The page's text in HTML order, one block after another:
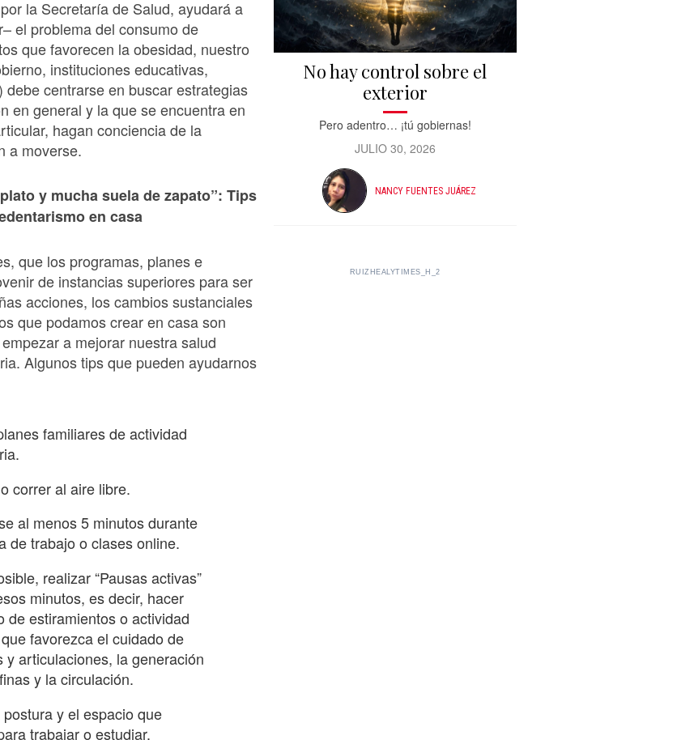
la Secretaría de Salud, ayudará a
el problema del consumo de
que favorecen la obesidad, nuestro
instituciones educativas,
debe centrarse en buscar estrategias
en general y la que se encuentra en
hagan conciencia de la
a moverse.
y mucha suela de zapato”: Tips
en casa
que los programas, planes e
de instancias superiores para ser
acciones, los cambios sustanciales
que podamos crear en casa son
a mejorar nuestra salud
Algunos tips que pueden ayudarnos
familiares de actividad
correr al aire libre.
al menos 5 minutos durante
de trabajo o clases online.
realizar “Pausas activas”
minutos, es decir, hacer
de estiramientos o actividad
favorezca el cuidado de
y articulaciones, la generación
y la circulación.
y el espacio que
trabajar o estudiar.
No hay control sobre el
exterior
Pero adentro… ¡tú gobiernas!
JULIO 30, 2026
NANCY FUENTES JUÁREZ
RUIZHEALYTIMES_H_2